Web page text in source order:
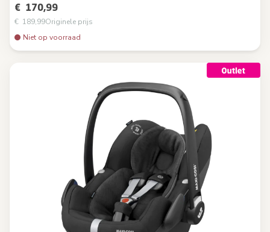
€ 170,99
€ 189,99Originele prijs
Niet op voorraad